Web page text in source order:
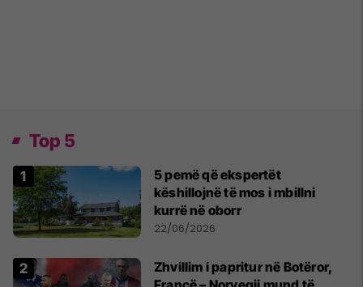
Top 5
5 pemë që ekspertët
këshillojnë të mos i mbillni
kurrë në oborr
22/06/2026
Zhvillim i papritur në Botëror,